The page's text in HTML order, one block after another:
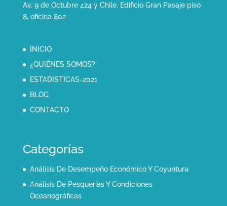
Av. 9 de Octubre 424 y Chile. Edificio Gran Pasaje piso
8, oficina 802
INICIO
¿QUIÉNES SOMOS?
ESTADISTICAS-2021
BLOG
CONTACTO
Categorías
Análisis De Desempeño Económico Y Coyuntura
Análisis De Pesquerías Y Condiciones
Oceanográficas